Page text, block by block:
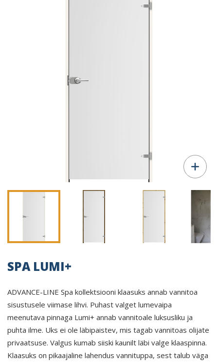
SPA LUMI+
ADVANCE-LINE Spa kollektsiooni klaasuks annab vannitoa
sisustusele viimase lihvi. Puhast valget lumevaipa
meenutava pinnaga Lumi+ annab vannitoale luksusliku ja
puhta ilme. Uks ei ole läbipaistev, mis tagab vannitoas olijate
privaatsuse. Valgus kumab siiski kaunilt läbi valge klaaspinna.
Klaasuks on pikaajaline lahendus vannituppa, sest talub väga